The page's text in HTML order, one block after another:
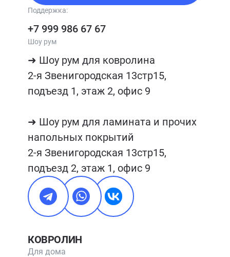
Поддержка:
+7 999 986 67 67
Шоу рум
➜ Шоу рум для ковролина
2-я Звенигородская 13стр15,
подъезд 1, этаж 2, офис 9
➜ Шоу рум для ламината и прочих
напольных покрытий
2-я Звенигородская 13стр15,
подъезд 2, этаж 1, офис 9
КОВРОЛИН
Для дома